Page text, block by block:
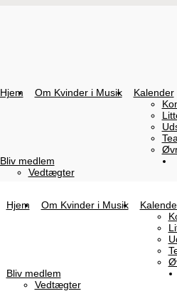
Hjem Om Kvinder i Musik
Kalender
Bliv medlem
Vedtægter
Hjem Om Kvinder i Musik
Bliv medlem
Vedtægter